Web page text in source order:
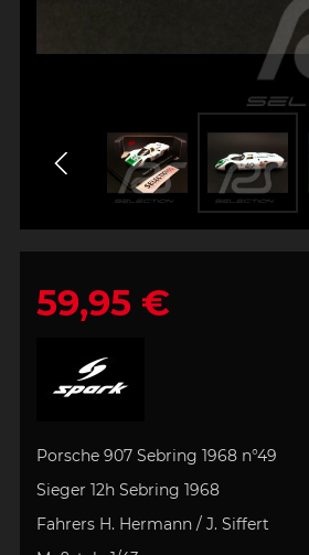
59,95 €
Porsche 907 Sebring 1968 n°49
Sieger 12h Sebring 1968
Fahrers H. Hermann / J. Siffert